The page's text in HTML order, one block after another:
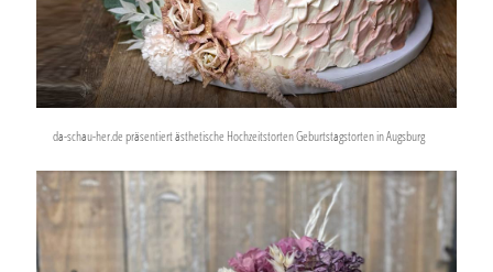
da-schau-her.de präsentiert ästhetische Hochzeitstorten Geburtstagstorten in Augsburg